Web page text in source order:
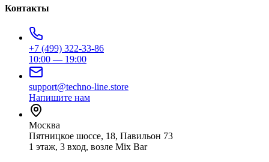
Контакты
+7 (499) 322-33-86
10:00 — 19:00
support@techno-line.store
Напишите нам
Москва
Пятницкое шоссе, 18, Павильон 73
1 этаж, 3 вход, возле Mix Bar